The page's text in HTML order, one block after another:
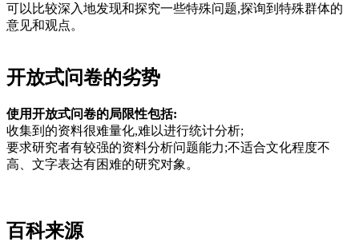
可以比较深入地发现和探究一些特殊问题,探询到特殊群体的
意见和观点。
开放式问卷的劣势
使用开放式问卷的局限性包括:
收集到的资料很难量化,难以进行统计分析;
要求研究者有较强的资料分析问题能力;不适合文化程度不
高、文字表达有困难的研究对象。
百科来源